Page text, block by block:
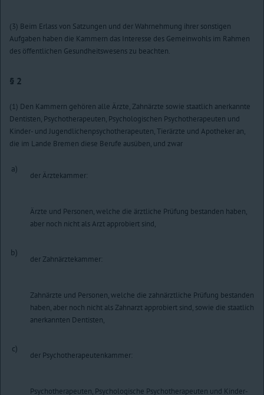
(3) Beim Erlass von Satzungen und der Wahrnehmung ihrer sonstigen
Aufgaben haben die Kammern das Interesse des Gemeinwohls im Rahmen
des öffentlichen Gesundheitswesens zu beachten.
§ 2
(1) Den Kammern gehören alle Ärzte, Zahnärzte sowie staatlich anerkannte
Dentisten, Psychotherapeuten, Psychologischen Psychotherapeuten und
Kinder- und Jugendlichenpsychotherapeuten, Tierärzte und Apotheker an,
die im Lande Bremen diese Berufe ausüben, und zwar
a)
der Ärztekammer:
Ärzte und Personen, welche die ärztliche Prüfung bestanden haben,
aber noch nicht als Arzt approbiert sind,
b)
der Zahnärztekammer:
Zahnärzte und Personen, welche die zahnärztliche Prüfung bestanden
haben, aber noch nicht als Zahnarzt approbiert sind, sowie die staatlich
anerkannten Dentisten,
c)
der Psychotherapeutenkammer:
Psychotherapeuten, Psychologische Psychotherapeuten und Kinder-